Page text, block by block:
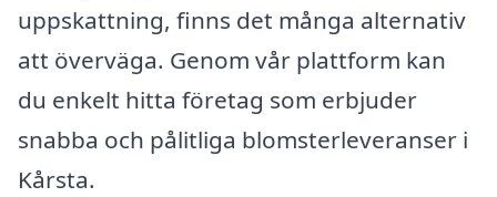
uppskattning, finns det många alternativ
att överväga. Genom vår plattform kan
du enkelt hitta företag som erbjuder
snabba och pålitliga blomsterleveranser i
Kårsta.